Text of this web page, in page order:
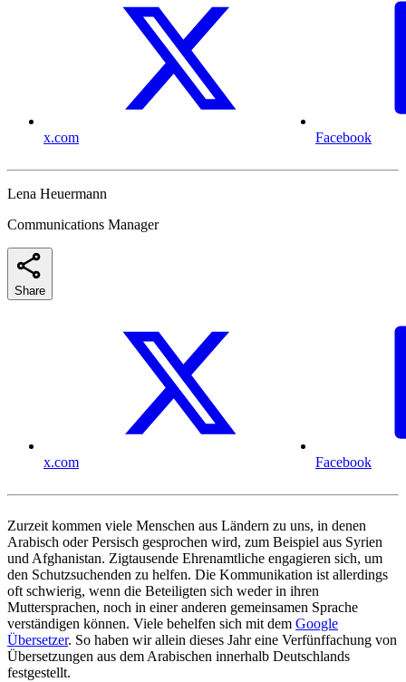
x.com Facebook
Lena Heuermann
Communications Manager
Share
x.com Facebook
Zurzeit kommen viele Menschen aus Ländern zu uns, in denen
Arabisch oder Persisch gesprochen wird, zum Beispiel aus Syrien
und Afghanistan. Zigtausende Ehrenamtliche engagieren sich, um
den Schutzsuchenden zu helfen. Die Kommunikation ist allerdings
oft schwierig, wenn die Beteiligten sich weder in ihren
Muttersprachen, noch in einer anderen gemeinsamen Sprache
verständigen können. Viele behelfen sich mit dem Google
Übersetzer. So haben wir allein dieses Jahr eine Verfünffachung von
Übersetzungen aus dem Arabischen innerhalb Deutschlands
festgestellt.